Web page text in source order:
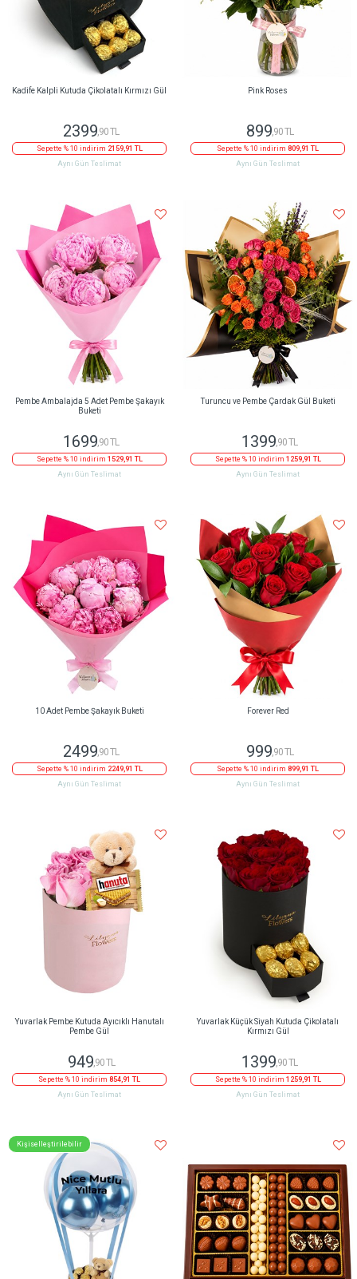
Kadife Kalpli Kutuda Çikolatalı Kırmızı Gül
2399,90 TL
Sepette % 10 indirim 2159,91 TL
Aynı Gün Teslimat
Pink Roses
899,90 TL
Sepette % 10 indirim 809,91 TL
Aynı Gün Teslimat
Pembe Ambalajda 5 Adet Pembe Şakayık
Buketi
1699 ,90 TL
Sepette % 10 indirim 1529,91 TL
Aynı Gün Teslimat
Turuncu ve Pembe Çardak Gül Buketi
1399 ,90 TL
Sepette % 10 indirim 1259,91 TL
Aynı Gün Teslimat
10 Adet Pembe Şakayık Buketi
2499,90 TL
Sepette % 10 indirim 2249,91 TL
Aynı Gün Teslimat
Forever Red
999,90 TL
Sepette % 10 indirim 899,91 TL
Aynı Gün Teslimat
Yuvarlak Pembe Kutuda Ayıcıklı Hanutalı
Pembe Gül
949,90 TL
Sepette % 10 indirim 854,91 TL
Aynı Gün Teslimat
Yuvarlak Küçük Siyah Kutuda Çikolatalı
Kırmızı Gül
1399 ,90 TL
Sepette % 10 indirim 1259,91 TL
Aynı Gün Teslimat
Kişiselleştirilebilir